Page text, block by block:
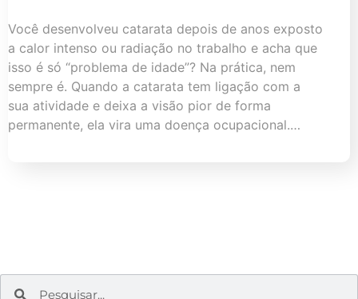
Você desenvolveu catarata depois de anos exposto
a calor intenso ou radiação no trabalho e acha que
isso é só “problema de idade”? Na prática, nem
sempre é. Quando a catarata tem ligação com a
sua atividade e deixa a visão pior de forma
permanente, ela vira uma doença ocupacional.…